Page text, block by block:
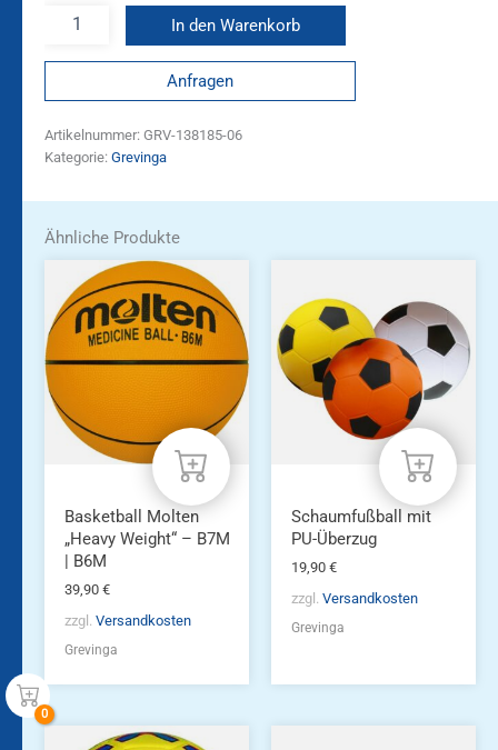
In den Warenkorb
Anfragen
Artikelnummer: GRV-138185-06
Kategorie: Grevinga
Ähnliche Produkte
Dieses
Produkt
weist
mehrere
Varianten
Optionen
können
Produktseite
gewählt
werden
Basketball Molten
„Heavy Weight“ – B7M
| B6M
39,90 €
zzgl. Versandkosten
Grevinga
Schaumfußball mit
PU-Überzug
19,90 €
zzgl. Versandkosten
Grevinga